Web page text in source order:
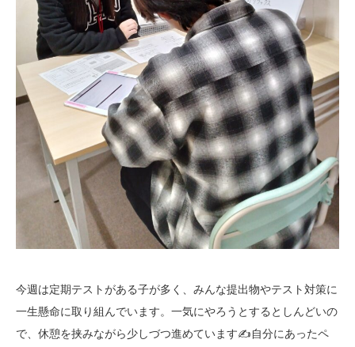
今週は定期テストがある子が多く、みんな提出物やテスト対策に
一生懸命に取り組んでいます。一気にやろうとするとしんどいの
で、休憩を挟みながら少しづつ進めています✍自分にあったペ